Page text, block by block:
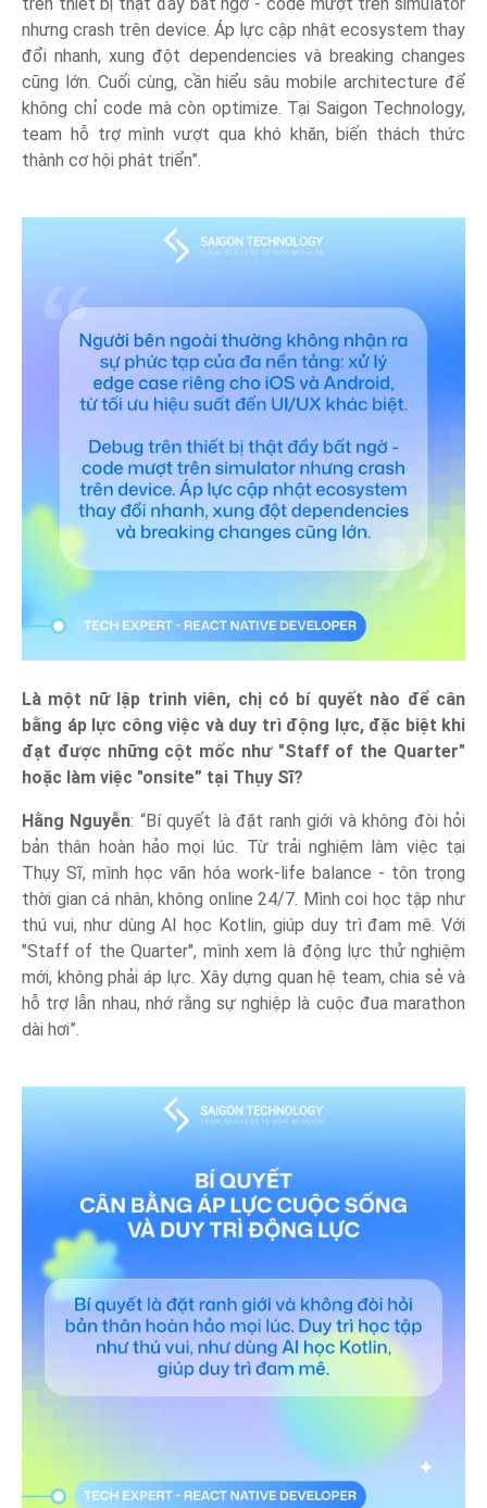
trên thiết bị thật đầy bất ngờ - code mượt trên simulator
nhưng crash trên device. Áp lực cập nhật ecosystem thay
đổi nhanh, xung đột dependencies và breaking changes
cũng lớn. Cuối cùng, cần hiểu sâu mobile architecture để
không chỉ code mà còn optimize. Tại Saigon Technology,
team hỗ trợ mình vượt qua khó khăn, biến thách thức
thành cơ hội phát triển”.
Là một nữ lập trình viên, chị có bí quyết nào để cân
bằng áp lực công việc và duy trì động lực, đặc biệt khi
đạt được những cột mốc như "Staff of the Quarter"
hoặc làm việc "onsite” tại Thụy Sĩ?
Hằng Nguyễn: “Bí quyết là đặt ranh giới và không đòi hỏi
bản thân hoàn hảo mọi lúc. Từ trải nghiệm làm việc tại
Thụy Sĩ, mình học văn hóa work-life balance - tôn trọng
thời gian cá nhân, không online 24/7. Mình coi học tập như
thú vui, như dùng AI học Kotlin, giúp duy trì đam mê. Với
"Staff of the Quarter", mình xem là động lực thử nghiệm
mới, không phải áp lực. Xây dựng quan hệ team, chia sẻ và
hỗ trợ lẫn nhau, nhớ rằng sự nghiệp là cuộc đua marathon
dài hơi”.